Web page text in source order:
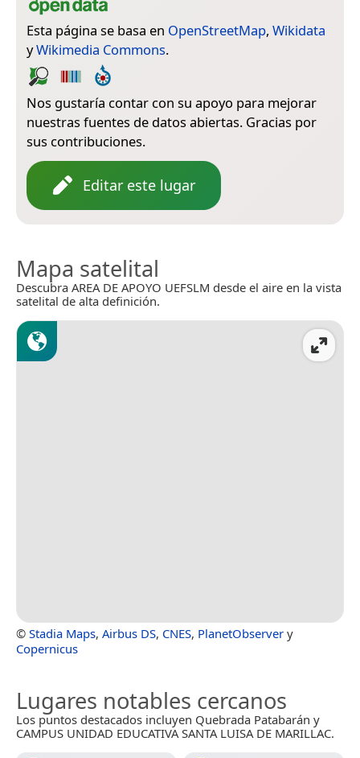
Esta página se basa en OpenStreetMap, Wikidata
yWikimedia Commons.
Nos gustaría contar con su apoyo para mejorar
nuestras fuentes de datos abiertas. Gracias por
sus contribuciones.
Editar este lugar
Mapa satelital
Descubra AREA DE APOYO UEFSLM desde el aire en la vista
satelital de alta definición.
© Stadia Maps, Airbus DS, CNES, PlanetObserver y
Copernicus
Lugares notables cercanos
Los puntos destacados incluyen Quebrada Patabarán y
CAMPUS UNIDAD EDUCATIVA SANTA LUISA DE MARILLAC.